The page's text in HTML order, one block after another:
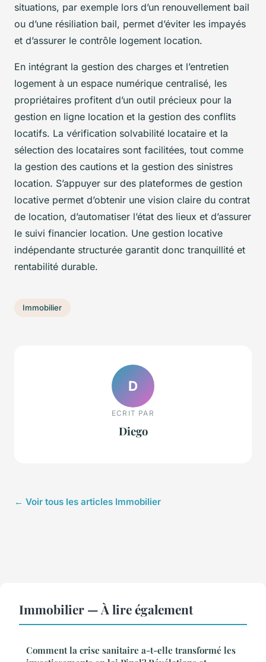
situations, par exemple lors d’un renouvellement bail
ou d’une résiliation bail, permet d’éviter les impayés
et d’assurer le contrôle logement location.
En intégrant la gestion des charges et l’entretien
logement à un espace numérique centralisé, les
propriétaires profitent d’un outil précieux pour la
gestion en ligne location et la gestion des conflits
locatifs. La vérification solvabilité locataire et la
sélection des locataires sont facilitées, tout comme
la gestion des cautions et la gestion des sinistres
location. S’appuyer sur des plateformes de gestion
locative permet d’obtenir une vision claire du contrat
de location, d’automatiser l’état des lieux et d’assurer
le suivi financier location. Une gestion locative
indépendante structurée garantit donc tranquillité et
rentabilité durable.
Immobilier
D
ECRIT PAR
Diego
← Voir tous les articles Immobilier
Immobilier — À lire également
Comment la crise sanitaire a-t-elle transformé les